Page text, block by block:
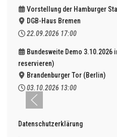
Vorstellung der Hamburger
DGB-Haus Bremen
22.09.2026 17:00
Bundesweite Demo
reservieren)
Brandenburger Tor (Berlin)
03.10.2026 13:00
Datenschutzerklärung